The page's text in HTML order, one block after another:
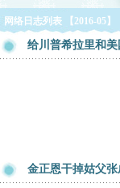
网络日志列表 【2016-05】
给川普希拉里和
金正恩干掉姑父